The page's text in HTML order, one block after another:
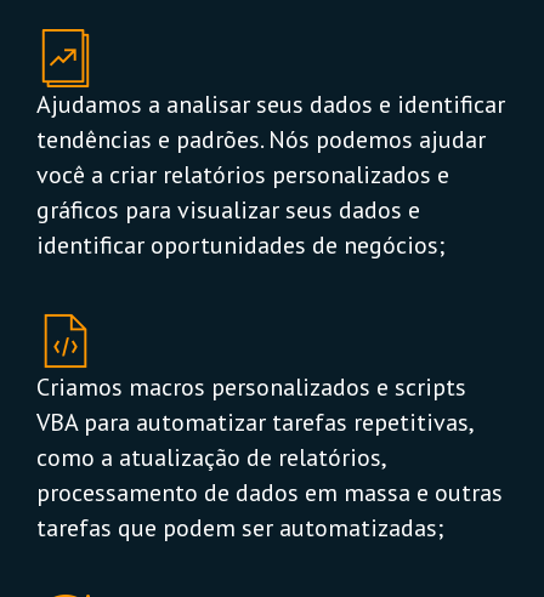
Ajudamos a analisar seus dados e identificar
tendências e padrões. Nós podemos ajudar
você a criar relatórios personalizados e
gráficos para visualizar seus dados e
identificar oportunidades de negócios;
Criamos macros personalizados e scripts
VBA para automatizar tarefas repetitivas,
como a atualização de relatórios,
processamento de dados em massa e outras
tarefas que podem ser automatizadas;